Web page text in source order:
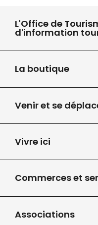
L'Office de
d'information
La boutique
Venir et se
Vivre ici
Commerces et
Associations
50
?
!
?